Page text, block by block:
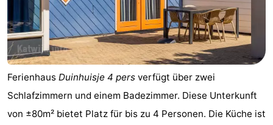
tun
Museen
-
Denkmäler
-
Aussichtspunkte
Attraktionen
-
Ferienhaus Duinhuisje 4 pers verfügt über zwei
Schlafzimmern und einem Badezimmer. Diese Unterkunft
von ±80m² bietet Platz für bis zu 4 Personen. Die Küche ist